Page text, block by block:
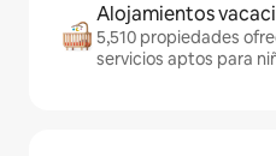
Alojamientos
5,510 propiedades
servicios aptos para